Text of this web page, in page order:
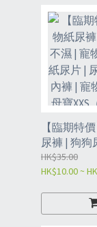
【臨期特
尿褲 | 狗狗
物生理褲 |
墊 | 安全內
斤）（RFT
HK$35.00
HK$10.00 ~